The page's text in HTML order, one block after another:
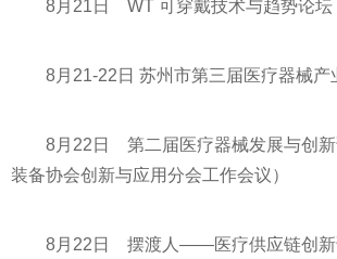
8月21日 WT 可穿戴技术与趋势论坛
8月21-22日 苏州市第三届医疗器械产
8月22日 第二届医疗器械发展与创
装备协会创新与应用分会工作会议）
8月22日 摆渡人——医疗供应链创新